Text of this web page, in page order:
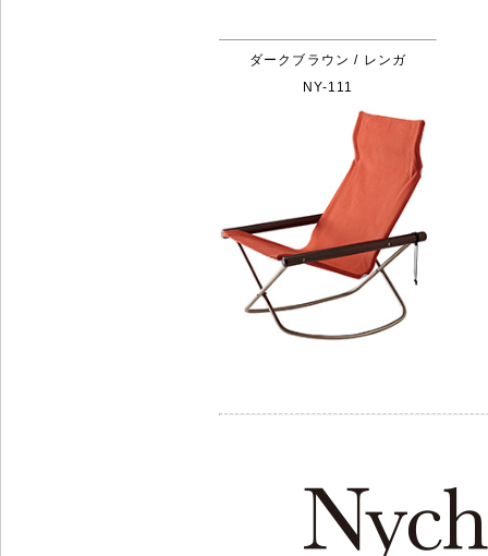
ダークブラウン / レンガ
NY-111